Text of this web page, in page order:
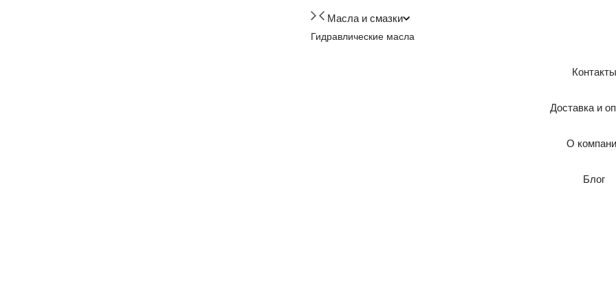
Масла и смазки
Гидравлические масла
Контакты
Доставка и
О
Блог